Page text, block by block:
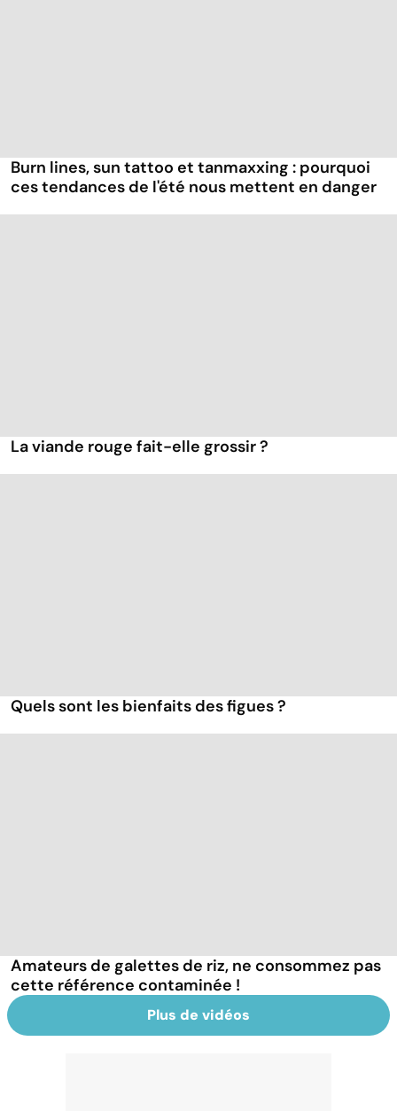
Burn lines, sun tattoo et tanmaxxing : pourquoi
ces tendances de l'été nous mettent en danger
La viande rouge fait-elle grossir ?
Quels sont les bienfaits des figues ?
Amateurs de galettes de riz, ne consommez pas
cette référence contaminée !
Plus de vidéos